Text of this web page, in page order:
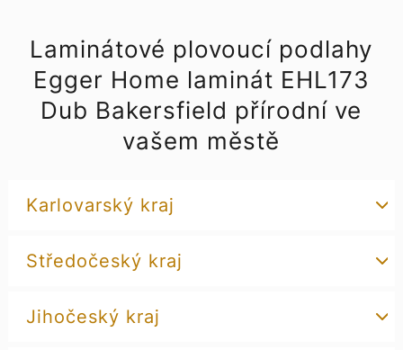
Laminátové plovoucí podlahy
Egger Home laminát EHL173
Dub Bakersfield přírodní ve
vašem městě
Karlovarský kraj
Středočeský kraj
Jihočeský kraj